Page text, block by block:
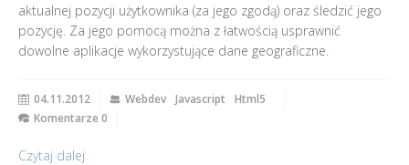
aktualnej pozycji użytkownika (za jego zgodą) oraz śledzić jego
pozycję. Za jego pomocą można z łatwością usprawnić
dowolne aplikacje wykorzystujące dane geograficzne.
04.11.2012 Webdev Javascript
Html5
Komentarze 0
Czytaj dalej